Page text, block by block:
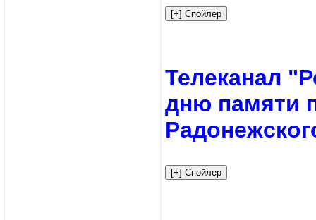
Телеканал
дню памяти